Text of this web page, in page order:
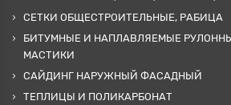
СЕТКИ ОБЩЕСТРОИТЕЛЬНЫЕ, РАБИЦА
БИТУМНЫЕ И НАПЛАВЛЯЕМЫЕ
МАСТИКИ
САЙДИНГ НАРУЖНЫЙ ФАСАДНЫЙ
ТЕПЛИЦЫ И ПОЛИКАРБОНАТ